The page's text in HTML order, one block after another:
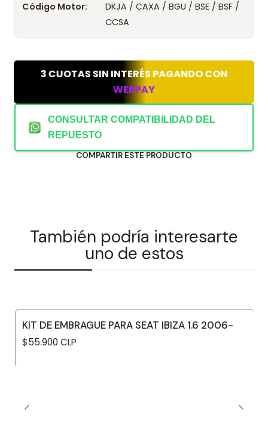
Código Motor:
DKJA / CAXA / BGU / BSE / BSF /
CCSA
3 CUOTAS SIN INTERÉS PAGANDO CON
WEBPAY
CONSULTAR COMPATIBILIDAD DEL
REPUESTO
COMPARTIR ESTE PRODUCTO
También podría interesarte
uno de estos
KIT DE EMBRAGUE PARA SEAT IBIZA 1.6 2006-
$55.900 CLP